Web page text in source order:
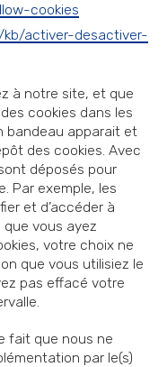
cookies
kb/activer-desactiver-
à notre site, et que
cookies dans les
bandeau apparait et
des cookies. Avec
déposés pour
Par exemple, les
et d’accéder à
vous ayez
votre choix ne
que vous utilisiez le
pas effacé votre
fait que nous ne
par le(s)